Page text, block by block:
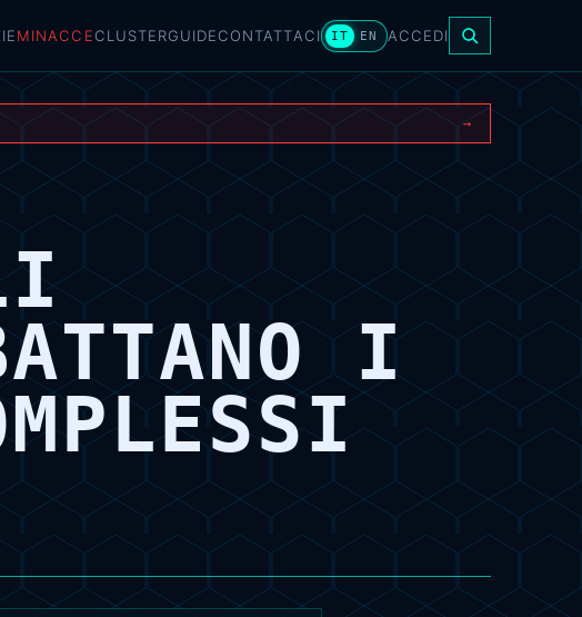
MINACCECLUSTERGUIDECONTATTACI IT EN ACCEDI
→
I